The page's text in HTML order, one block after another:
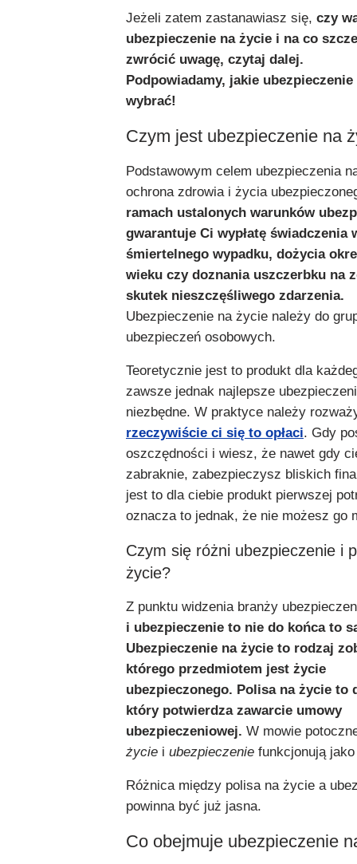
Jeżeli zatem zastanawiasz się, czy
ubezpieczenie na życie i na co
zwrócić uwagę, czytaj dalej.
Podpowiadamy, jakie ubezpieczenie
wybrać!
Czym jest ubezpieczenie na
Podstawowym celem ubezpieczenia
ochrona zdrowia i życia
ramach ustalonych warunków
gwarantuje Ci wypłatę świadczenia
śmiertelnego wypadku, dożycia
wieku czy doznania uszczerbku na
skutek nieszczęśliwego zdarzenia.
Ubezpieczenie na życie należy do
ubezpieczeń osobowych.
Teoretycznie jest to produkt dla
zawsze jednak najlepsze
niezbędne. W praktyce należy
rzeczywiście ci się to opłaci. Gdy
oszczędności i wiesz, że nawet gdy
zabraknie, zabezpieczysz bliskich
jest to dla ciebie produkt pierwszej
oznacza to jednak, że nie możesz go
Czym się różni ubezpieczenie i
życie?
Z punktu widzenia branży
i ubezpieczenie to nie do końca to
Ubezpieczenie na życie to rodzaj
którego przedmiotem jest życie
ubezpieczonego. Polisa na życie to
który potwierdza zawarcie umowy
ubezpieczeniowej. W mowie
życie i ubezpieczenie funkcjonują
Różnica między polisa na życie a
powinna być już jasna.
Co obejmuje ubezpieczenie